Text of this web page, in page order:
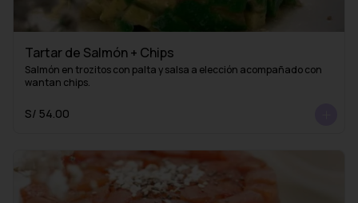
Tartar de Salmón + Chips
Salmón en trozitos con palta y salsa a elección acompañado con
wantan chips.
S/ 54.00